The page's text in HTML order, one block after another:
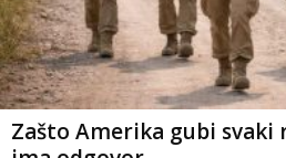
Zašto Amerika gubi svaki